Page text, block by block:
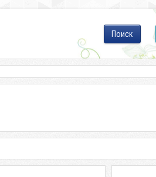
Поиск